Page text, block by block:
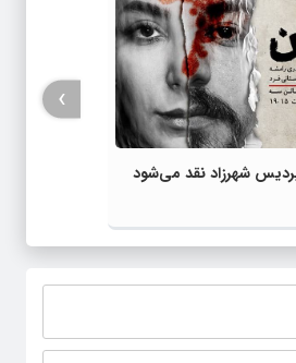
شهرزاد نقد می‌شود
›